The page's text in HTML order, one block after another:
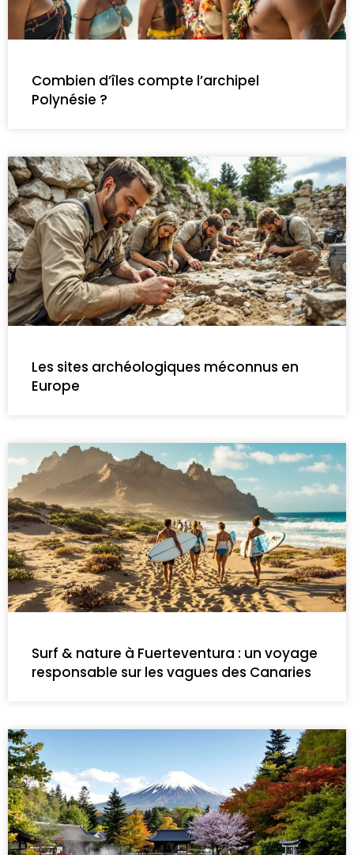
Combien d’îles compte l’archipel
Polynésie ?
Les sites archéologiques méconnus en
Europe
Surf & nature à Fuerteventura : un voyage
responsable sur les vagues des Canaries